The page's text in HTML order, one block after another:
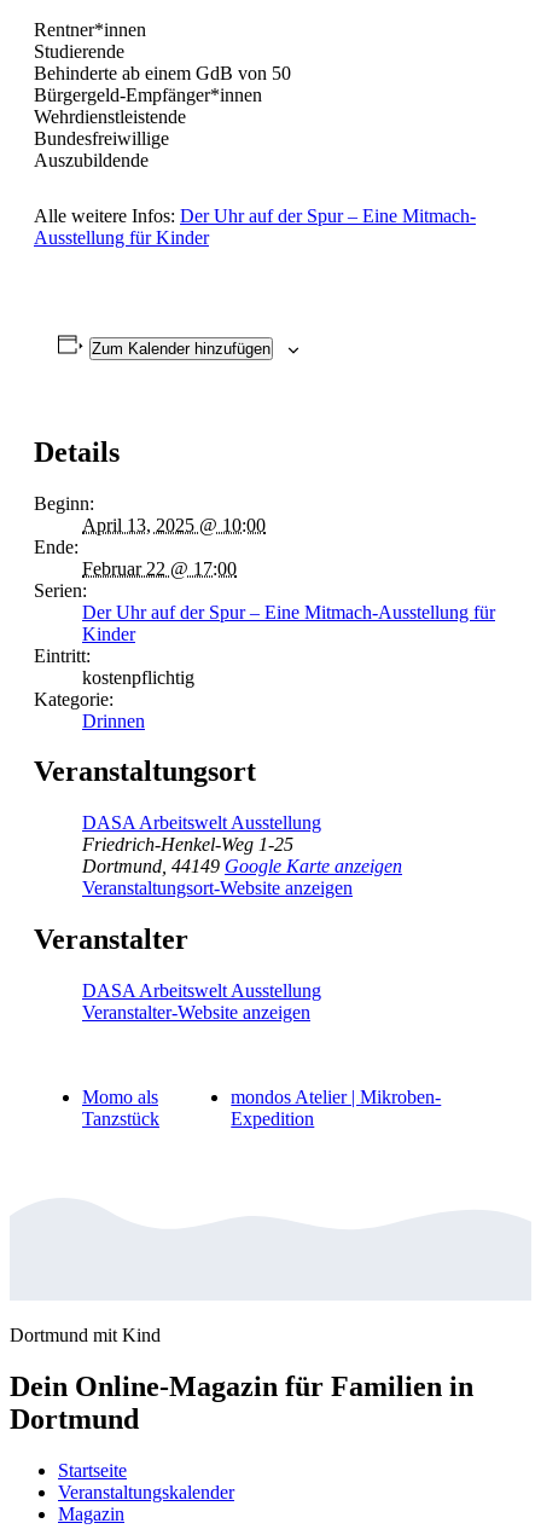
Rentner*innen
Studierende
Behinderte ab einem GdB von 50
Bürgergeld-Empfänger*innen
Wehrdienstleistende
Bundesfreiwillige
Auszubildende
Alle weitere Infos: Der Uhr auf der Spur – Eine Mitmach-
Ausstellung für Kinder
Zum Kalender hinzufügen
Details
Beginn:
April 13, 2025 @ 10:00
Ende:
Februar 22 @ 17:00
Serien:
Der Uhr auf der Spur – Eine Mitmach-Ausstellung für
Kinder
Eintritt:
kostenpflichtig
Kategorie:
Drinnen
Veranstaltungsort
DASA Arbeitswelt Ausstellung
Friedrich-Henkel-Weg 1-25
Dortmund 44149 Google Karte anzeigen
Veranstaltungsort-Website anzeigen
Veranstalter
DASA Arbeitswelt Ausstellung
Veranstalter-Website anzeigen
Momo als
Tanzstück
mondos Atelier | Mikroben-
Expedition
Dortmund mit Kind
Dein Online-Magazin für Familien in
Dortmund
Startseite
Veranstaltungskalender
Magazin